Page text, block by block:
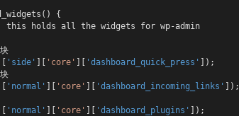
{
this holds all the widgets for wp-admin
'side' ][ 'core' ][ 'dashboard_quick_press' ]);
'normal' ][ 'core' ][ 'dashboard_incoming_links' ]);
'normal' ][ 'core' ][ 'dashboard_plugins' ]);